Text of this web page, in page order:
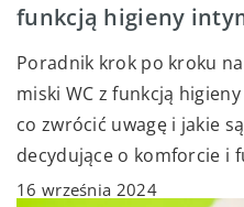
funkcją higieny
Poradnik krok po kroku
miski WC z funkcją
co zwrócić uwagę i jakie
decydujące o komforcie i
16 września 2024